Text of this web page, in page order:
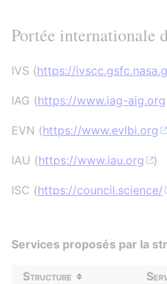
Portée internationale
IVS (https://
IAG (https://www.iag-aig.org
EVN (https://www.evlbi.org
IAU (https://www.iau.org )
ISC (https://council.science/
Services proposés par la
Structure